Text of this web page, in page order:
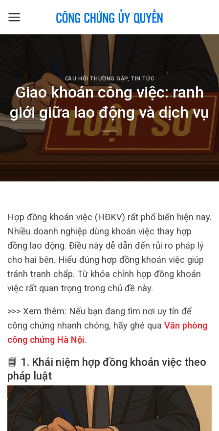
CÂU HỎI THƯỜNG GẶP,TIN TỨC
Giao khoán công việc: ranh
giới giữa lao động và dịch vụ
Hợp đồng khoán việc (HĐKV) rất phổ biến hiện nay.
Nhiều doanh nghiệp dùng khoán việc thay hợp
đồng lao động. Điều này dễ dẫn đến rủi ro pháp lý
cho hai bên. Hiểu đúng hợp đồng khoán việc giúp
tránh tranh chấp. Từ khóa chính hợp đồng khoán
việc rất quan trọng trong chủ đề này.
>>> Xem thêm: Nếu bạn đang tìm nơi uy tín để
công chứng nhanh chóng, hãy ghé qua Văn phòng
công chứng Hà Nội.
📘 1. Khái niệm hợp đồng khoán việc theo
pháp luật